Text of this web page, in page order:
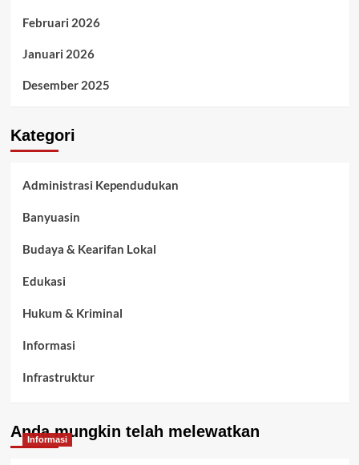
Februari 2026
Januari 2026
Desember 2025
Kategori
Administrasi Kependudukan
Banyuasin
Budaya & Kearifan Lokal
Edukasi
Hukum & Kriminal
Informasi
Infrastruktur
Kepegawaian & ASN Banyuasin
Anda mungkin telah melewatkan
Informasi